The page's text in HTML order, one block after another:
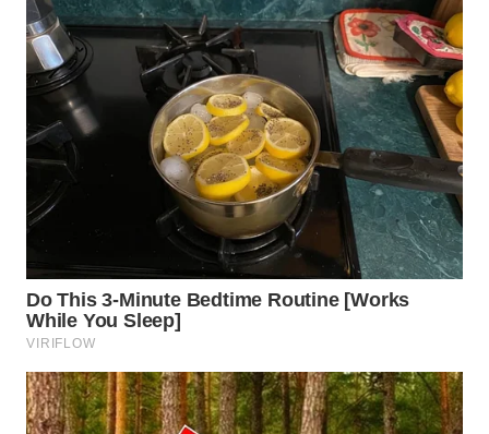
WN
MANDALIKA
WN
LIKUPANG
WN
LABUANBAJO
BORNEO
Wahana
Media
Group
WAHANA